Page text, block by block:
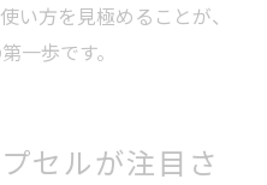
い方を見極めることが、
一歩です。
セルが注目さ